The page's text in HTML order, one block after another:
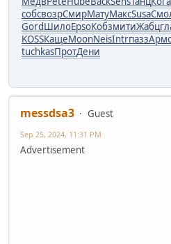
собсвозрСмирМатуМаксSusa
GordШилоEpsoКобзмитиЖабц
KOSSКащеMoonNeisIntrпаззАрмс
tuchkasПротДени
messdsa3
Guest
Sep 25, 2024, 11:31 PM
Advertisement